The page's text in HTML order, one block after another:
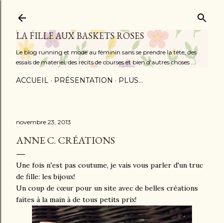
LA FILLE AUX BASKETS ROSES
Le blog running et mode au féminin sans se prendre la tête, des
essais de materiel, des récits de courses et bien d'autres choses ...
ACCUEIL PRÉSENTATION PLUS…
novembre 23, 2013
ANNE C. CRÉATIONS
Une fois n'est pas coutume, je vais vous parler d'un truc
de fille: les bijoux!
Un coup de cœur pour un site avec de belles créations
faites à la main à de tous petits prix!